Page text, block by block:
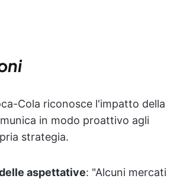
Cola riconosce l'impatto della
in modo proattivo agli
strategia.
aspettative: "Alcuni mercati